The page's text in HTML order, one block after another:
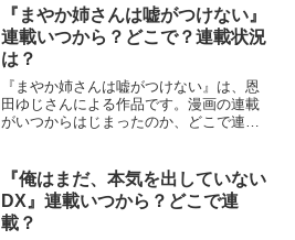
す『まやか姉さんは嘘がつけない』
連載いつから？どこで？連載状況
は？
『まやか姉さんは嘘がつけない』は、恩
田ゆじさんによる作品です。漫画の連載
がいつからはじまったのか、どこで連載
『俺はまだ、本気を出していない
DX』連載いつから？どこで連
載？